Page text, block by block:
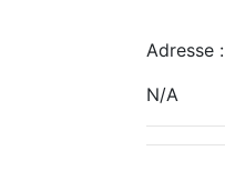
Adresse :
N/A